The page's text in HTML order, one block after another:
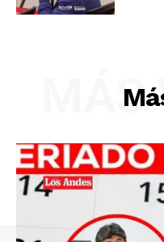
MÁS